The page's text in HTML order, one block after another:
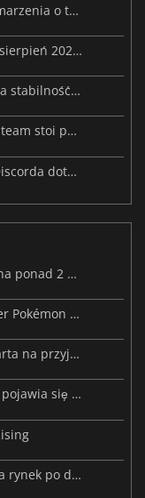
Wyciek ceny Steam Frame przekreśla marzenia o tanim zestawie VR
Premiery gier wideo w tym tygodniu – sierpień 2026 r. (32. tydzień)
Nowa aktualizacja w Palworld poprawia stabilność Sunreach i walk z bossami
Projekt Helix znów w grze, przyszłość Steam stoi pod znakiem zapytania
Złośliwe oprogramowanie i przejęcie Discorda dotknęły Meccha Chameleon
Resident Evil: Veronica znalazł się już na ponad 2 milionach list życzeń
Beast of Reincarnation: twórcy serii gier Pokémon wkraczają na nową ścieżkę
Big Walk już w sprzedaży – podróż oparta na przyjaźni
W Warhammer 40,000: Dawn of War 4 pojawia się frakcja Nekronów
Forsaken Realms: Vahrin’s Call trafia na rynek po dziesięciu latach prac